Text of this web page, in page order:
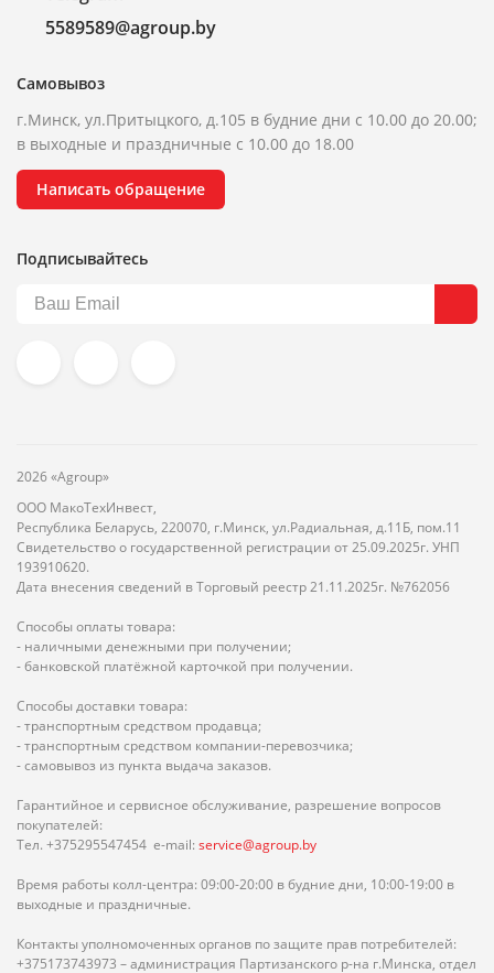
5589589@agroup.by
Самовывоз
г.Минск, ул.Притыцкого, д.105 в будние дни с 10.00 до 20.00;
в выходные и праздничные с 10.00 до 18.00
Написать обращение
Подписывайтесь
2026 «Agroup»
ООО МакоТехИнвест,
Республика Беларусь, 220070, г.Минск, ул.Радиальная, д.11Б, пом.11
Свидетельство о государственной регистрации от 25.09.2025г. УНП
193910620.
Дата внесения сведений в Торговый реестр 21.11.2025г. №762056
Способы оплаты товара:
- наличными денежными при получении;
- банковской платёжной карточкой при получении.
Способы доставки товара:
- транспортным средством продавца;
- транспортным средством компании-перевозчика;
- самовывоз из пункта выдача заказов.
Гарантийное и сервисное обслуживание, разрешение вопросов
покупателей:
Тел. +375295547454 e-mail: service@agroup.by
Время работы колл-центра: 09:00-20:00 в будние дни, 10:00-19:00 в
выходные и праздничные.
Контакты уполномоченных органов по защите прав потребителей:
+375173743973 – администрация Партизанского р-на г.Минска, отдел